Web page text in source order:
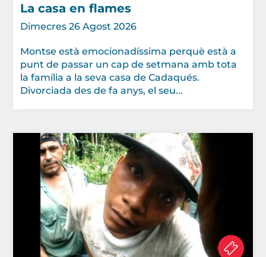
La casa en flames
Dimecres 26 Agost 2026
Montse està emocionadíssima perquè està a
punt de passar un cap de setmana amb tota
la família a la seva casa de Cadaqués.
Divorciada des de fa anys, el seu...